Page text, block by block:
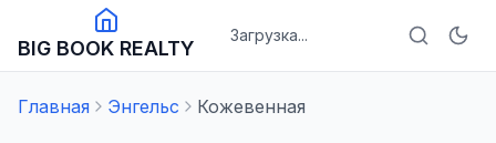
BIG BOOK REALTY
Загрузка...
Главная Энгельс Кожевенная